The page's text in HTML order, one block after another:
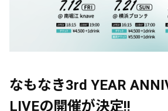
なもなき3rd YEAR
LIVEの開催が決定!!